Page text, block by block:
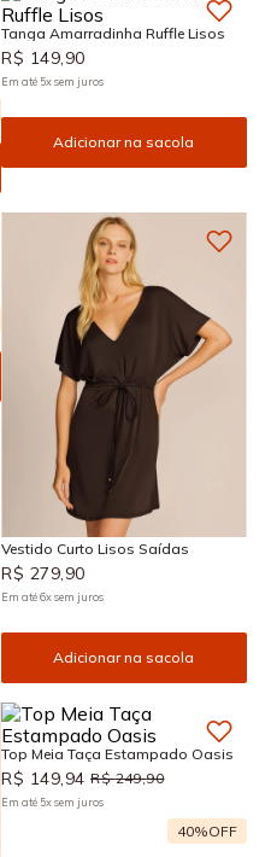
Tanga Amarradinha Ruffle Lisos
R$ 149,90
Em até 5xsem juros
Adicionar na sacola
Vestido Curto Lisos Saídas
R$ 279,90
Em até6xsem juros
Adicionar na sacola
Top Meia Taça Estampado Oasis
R$ 149,94 R$ 249,90
Em até 5xsem juros
40%OFF